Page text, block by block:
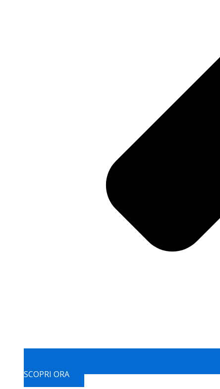
SCOPRI ORA